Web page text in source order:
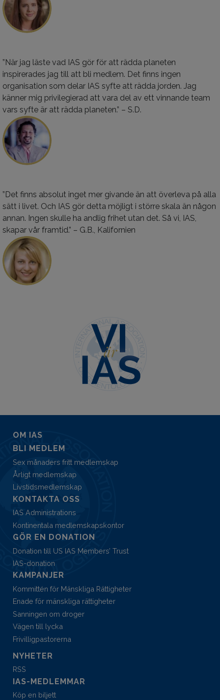
”När jag läste vad IAS gör för att rädda planeten
inspirerades jag till att bli medlem. Det finns ingen
organisation som delar IAS syfte att rädda jorden. Jag
känner mig privilegierad att vara del av ett vinnande team
vars syfte är att rädda planeten.” – S.D.
”Det finns absolut inget mer givande än att överleva på alla
sätt i livet. Och IAS gör detta möjligt i större skala än någon
annan. Ingen skulle ha andlig frihet utan det. Så vi, IAS,
skapar vår framtid.” – G.B., Kalifornien
OM IAS
BLI MEDLEM
Sex månaders fritt medlemskap
Årligt medlemskap
Livstidsmedlemskap
KONTAKTA OSS
IAS Administrations
Kontinentala medlemskapskontor
GÖR EN DONATION
Donation till US IAS Members’ Trust
IAS-donation
KAMPANJER
Kommittén för Mänskliga Rättigheter
Enade för mänskliga rättigheter
Sanningen om droger
Vägen till lycka
Frivilligpastorerna
NYHETER
RSS
IAS-MEDLEMMAR
Köp en biljett